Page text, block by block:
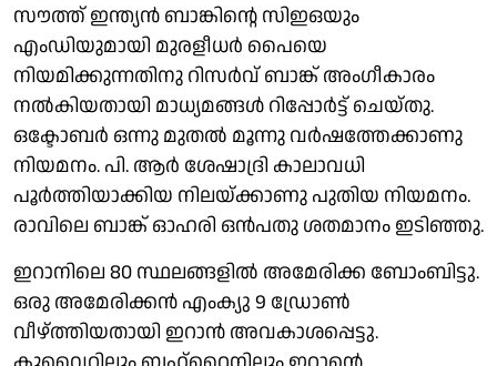
സൗത്ത് ഇന്ത്യൻ ബാങ്കിൻ്റെ സിഇഒയും
എംഡിയുമായി മുരളീധർ പൈയെ
നിയമിക്കുന്നതിനു റിസർവ് ബാങ്ക് അംഗീകാരം
നൽകിയതായി മാധ്യമങ്ങൾ റിപ്പോർട്ട് ചെയ്തു.
ഒക്ടോബർ ഒന്നു മുതൽ മൂന്നു വർഷത്തേക്കാണു
നിയമനം. പി. ആർ ശേഷാദ്രി കാലാവധി
പൂർത്തിയാക്കിയ നിലയ്ക്കാണു പുതിയ നിയമനം.
രാവിലെ ബാങ്ക് ഓഹരി ഒൻപതു ശതമാനം ഇടിഞ്ഞു.
ഇറാനിലെ 80 സ്ഥലങ്ങളിൽ അമേരിക്ക ബോംബിട്ടു.
ഒരു അമേരിക്കൻ എംക്യു 9 ഡ്രോൺ
വീഴ്ത്തിയതായി ഇറാൻ അവകാശപ്പെട്ടു.